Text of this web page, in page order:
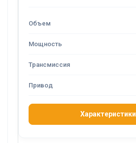
Характеристики